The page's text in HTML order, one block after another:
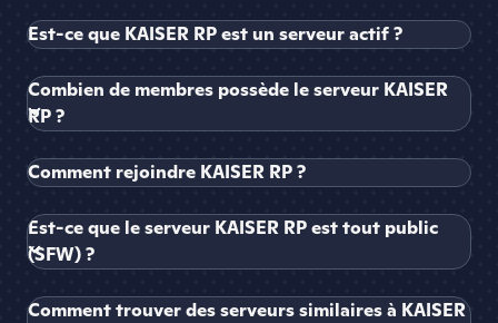
Est-ce que KAISER RP est un serveur actif ?
Combien de membres possède le serveur KAISER
RP ?
Comment rejoindre KAISER RP ?
Est-ce que le serveur KAISER RP est tout public
(SFW) ?
Comment trouver des serveurs similaires à KAISER